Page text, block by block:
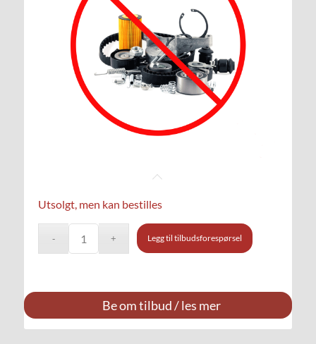
Utsolgt, men kan bestilles
Legg til tilbudsforespørsel
Be om tilbud / les mer